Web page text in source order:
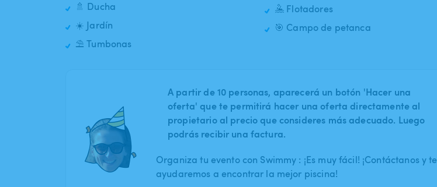
🚿 Ducha
☀️ Jardín
⛱️ Tumbonas
🤽 Flotadores
🎯 Campo de petanca
A partir de 10 personas, aparecerá un botón 'Hacer una
oferta' que te permitirá hacer una oferta directamente al
propietario al precio que consideres más adecuado. Luego
podrás recibir una factura.
Organiza tu evento con Swimmy : ¡Es muy fácil! ¡Contáctanos y te
ayudaremos a encontrar la mejor piscina!